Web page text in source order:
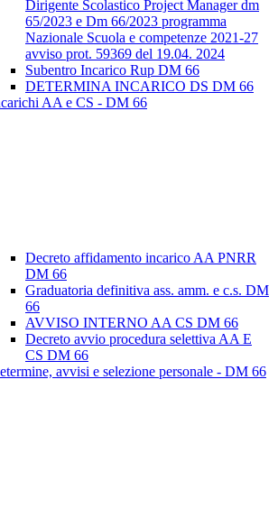
Dirigente Scolastico Project Manager dm
65/2023 e Dm 66/2023 programma
Nazionale Scuola e competenze 2021-27
avviso prot. 59369 del 19.04. 2024
Subentro Incarico Rup DM 66
DETERMINA INCARICO DS DM 66
AA e CS - DM 66
Decreto affidamento incarico AA PNRR
DM 66
Graduatoria definitiva ass. amm. e c.s. DM
66
AVVISO INTERNO AA CS DM 66
Decreto avvio procedura selettiva AA E
CS DM 66
avvisi e selezione personale - DM 66